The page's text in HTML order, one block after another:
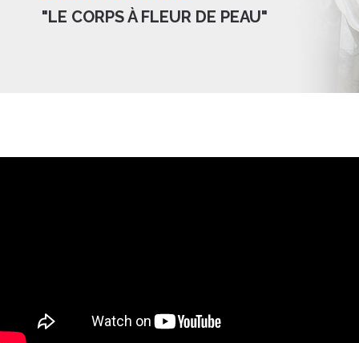
"LE CORPS À FLEUR DE PEAU"